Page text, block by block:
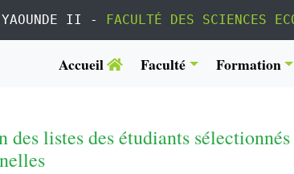
YAOUNDE II - FACULTÉ DES SCIENCES
Accueil Faculté Formation
des listes des étudiants